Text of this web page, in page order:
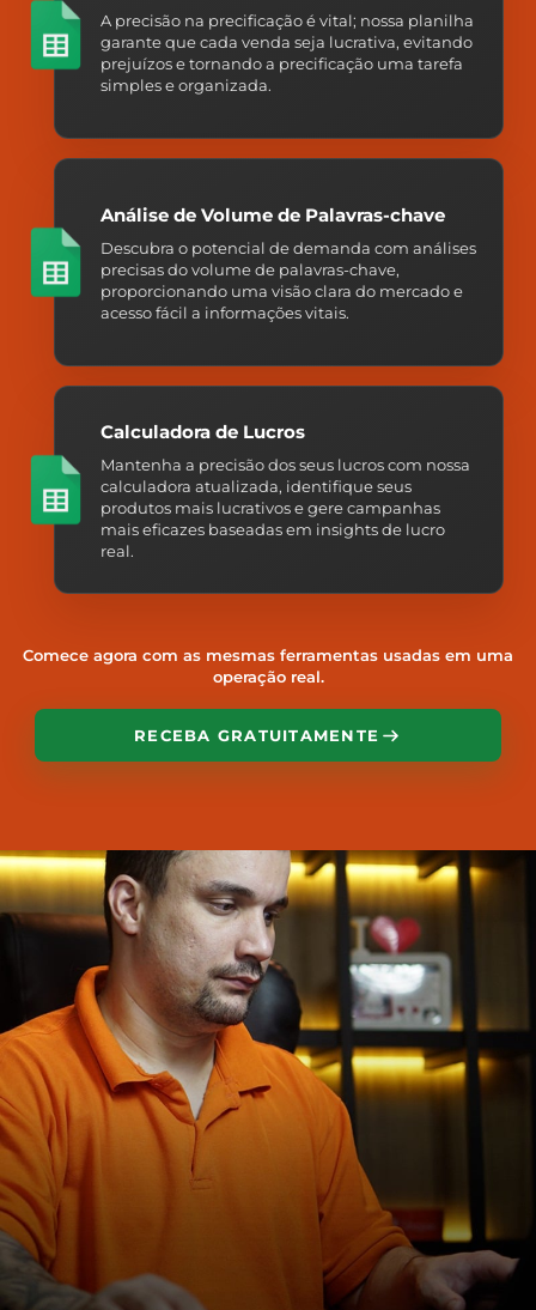
A precisão na precificação é vital; nossa planilha
garante que cada venda seja lucrativa, evitando
prejuízos e tornando a precificação uma tarefa
simples e organizada.
Análise de Volume de Palavras-chave
Descubra o potencial de demanda com análises
precisas do volume de palavras-chave,
proporcionando uma visão clara do mercado e
acesso fácil a informações vitais.
Calculadora de Lucros
Mantenha a precisão dos seus lucros com nossa
calculadora atualizada, identifique seus
produtos mais lucrativos e gere campanhas
mais eficazes baseadas em insights de lucro
real.
Comece agora com as mesmas ferramentas usadas em uma
operação real.
RECEBA GRATUITAMENTE